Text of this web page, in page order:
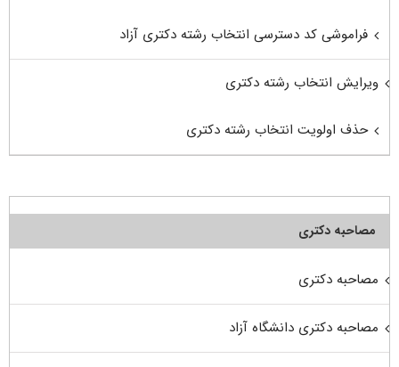
فراموشی کد دسترسی انتخاب رشته دکتری آزاد
ویرایش انتخاب رشته دکتری
حذف اولویت انتخاب رشته دکتری
مصاحبه دکتری
مصاحبه دکتری
مصاحبه دکتری دانشگاه آزاد